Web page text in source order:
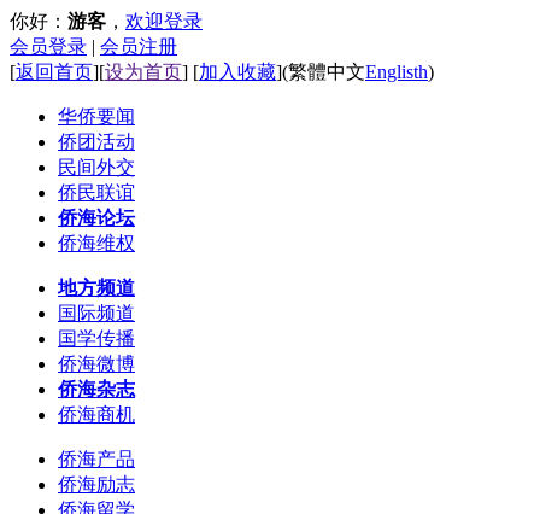
你好： 游客 ， 欢迎登录
会员登录 | 会员注册
[返回首页][设为首页] [加入收藏](繁體中文Englisth)
华侨要闻
侨团活动
民间外交
侨民联谊
侨海论坛
侨海维权
地方频道
国际频道
国学传播
侨海微博
侨海杂志
侨海商机
侨海产品
侨海励志
侨海留学